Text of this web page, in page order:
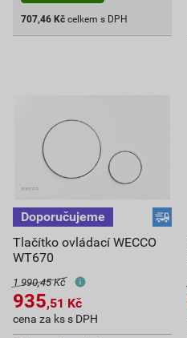
707,46 Kč celkem s DPH
Tlačítko ovládací WECCO
WT670
1 990,45 Kč
935,51 Kč
cena za ks s DPH